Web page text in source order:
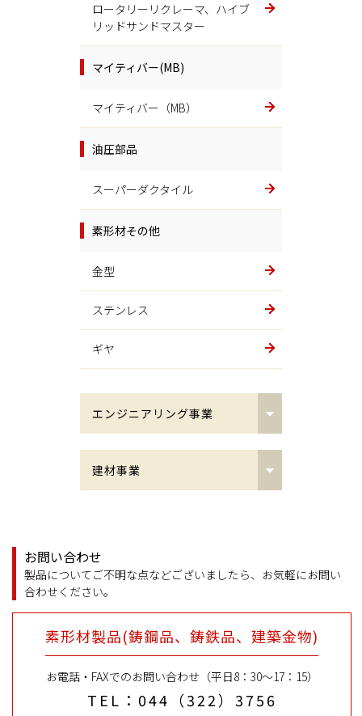
ロータリーリクレーマ、ハイブ
リッドサンドマスター
マイティバー(MB)
マイティバー（MB）
油圧部品
スーパーダクタイル
素形材その他
金型
ステンレス
ギヤ
エンジニアリング事業
ピン支承（PN）・ピンローラー
支承（PNHR）
高力黄銅支承板支承（BP・A）
線支承（LB）
建材事業
角丸ジョイント
NCノード
接合用ピン
用露出型弾性固定柱脚工法）
お問い合わせ
製品についてご不明な点などございましたら、お気軽にお問い
合わせください。
素形材製品(鋳鋼品、鋳鉄品、建築金物)
お電話・FAXでのお問い合わせ（平日8：30〜17：15）
TEL：044（322）3756